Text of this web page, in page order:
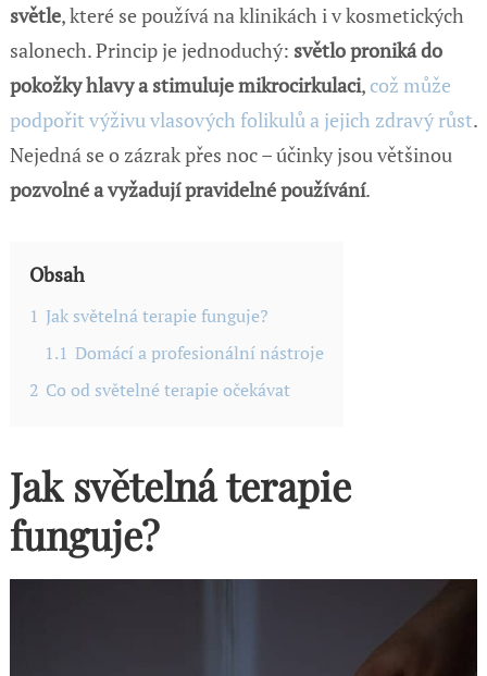
světle, které se používá na klinikách i v kosmetických
salonech. Princip je jednoduchý: světlo proniká do
pokožky hlavy a stimuluje mikrocirkulaci,což může
podpořit výživu vlasových folikulů a jejich zdravý růst.
Nejedná se o zázrak přes noc – účinky jsou většinou
pozvolné a vyžadují pravidelné používání.
Obsah
1 Jak světelná terapie funguje?
1.1 Domácí a profesionální nástroje
2 Co od světelné terapie očekávat
Jak světelná terapie
funguje?